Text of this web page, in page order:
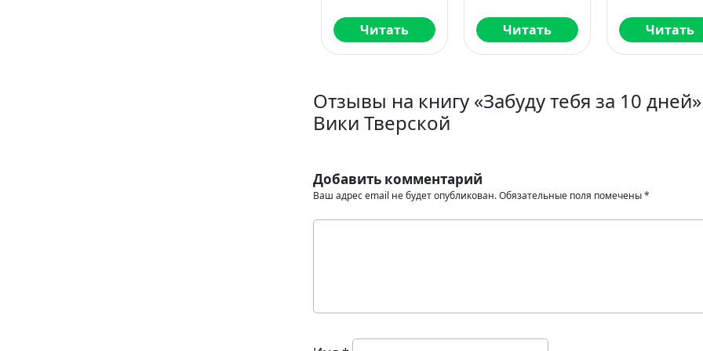
Читать Читать Читать
Отзывы на книгу «Забуду тебя за 10 дней»
Вики Тверской
Добавить комментарий
Ваш адрес email не будет опубликован.Обязательные поля помечены*